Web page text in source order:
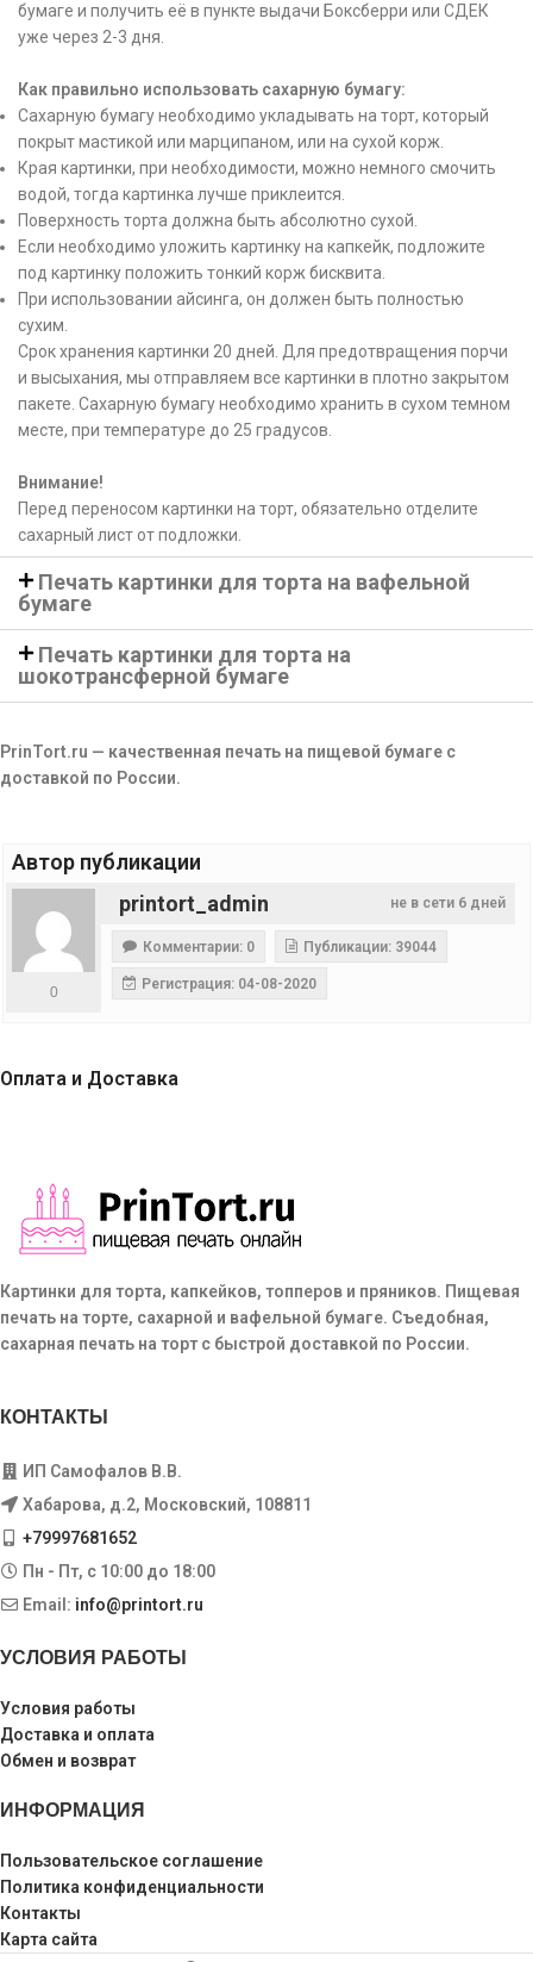
бумаге и получить её в пункте выдачи Боксберри или СДЕК
уже через 2-3 дня.
Как правильно использовать сахарную бумагу:
Сахарную бумагу необходимо укладывать на торт, который
покрыт мастикой или марципаном, или на сухой корж.
Края картинки, при необходимости, можно немного смочить
водой, тогда картинка лучше приклеится.
Поверхность торта должна быть абсолютно сухой.
Если необходимо уложить картинку на капкейк, подложите
под картинку положить тонкий корж бисквита.
При использовании айсинга, он должен быть полностью
сухим.
Срок хранения картинки 20 дней. Для предотвращения порчи
и высыхания, мы отправляем все картинки в плотно закрытом
пакете. Сахарную бумагу необходимо хранить в сухом темном
месте, при температуре до 25 градусов.
Внимание!
Перед переносом картинки на торт, обязательно отделите
сахарный лист от подложки.
Печать картинки для торта на вафельной
бумаге
Печать картинки для торта на
шокотрансферной бумаге
PrinTort.ru — качественная печать на пищевой бумаге с
доставкой по России.
Автор публикации
не в сети 6 дней
printort_admin
0
Комментарии: 0 Публикации: 39044
Регистрация: 04-08-2020
Оплата и Доставка
Картинки для торта, капкейков, топперов и пряников. Пищевая
печать на торте, сахарной и вафельной бумаге. Съедобная,
сахарная печать на торт с быстрой доставкой по России.
КОНТАКТЫ
ИП Самофалов В.В.
Хабарова, д.2, Московский, 108811
+79997681652
Пн - Пт, с 10:00 до 18:00
Email: info@printort.ru
УСЛОВИЯ РАБОТЫ
Условия работы
Доставка и оплата
Обмен и возврат
ИНФОРМАЦИЯ
Пользовательское соглашение
Политика конфиденциальности
Контакты
Карта сайта